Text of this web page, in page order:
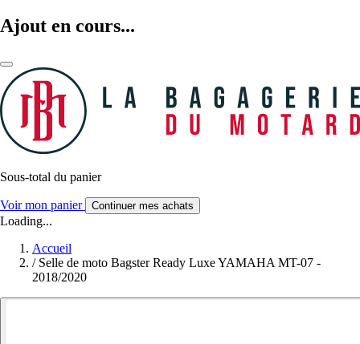
Ajout en cours...
Sous-total du panier
Voir mon panier Continuer mes achats
Loading...
Accueil
/ Selle de moto Bagster Ready Luxe YAMAHA MT-07 -
2018/2020